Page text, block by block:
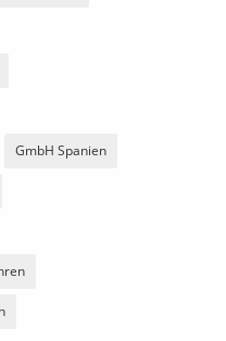
GmbH Spanien